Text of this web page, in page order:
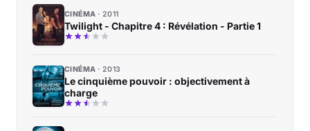
CINÉMA 2011
Twilight - Chapitre 4 : Révélation - Partie 1
CINÉMA 2013
Le cinquième pouvoir : objectivement à
charge